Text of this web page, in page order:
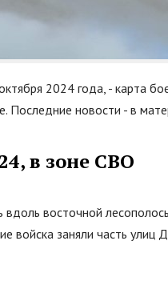
2024 года, - карта
Последние новости - в
в зоне СВО
восточной
войска заняли часть улиц